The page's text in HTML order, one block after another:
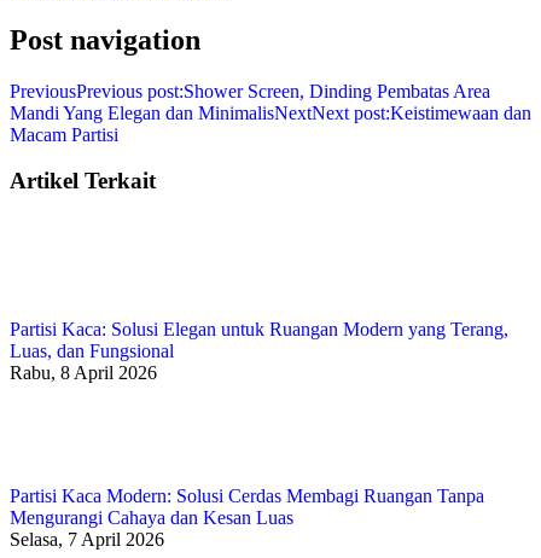
Post navigation
PreviousPrevious post:Shower Screen, Dinding Pembatas Area
Mandi Yang Elegan dan MinimalisNextNext post:Keistimewaan dan
Macam Partisi
Artikel Terkait
Partisi Kaca: Solusi Elegan untuk Ruangan Modern yang Terang,
Luas, dan Fungsional
Rabu, 8 April 2026
Partisi Kaca Modern: Solusi Cerdas Membagi Ruangan Tanpa
Mengurangi Cahaya dan Kesan Luas
Selasa, 7 April 2026